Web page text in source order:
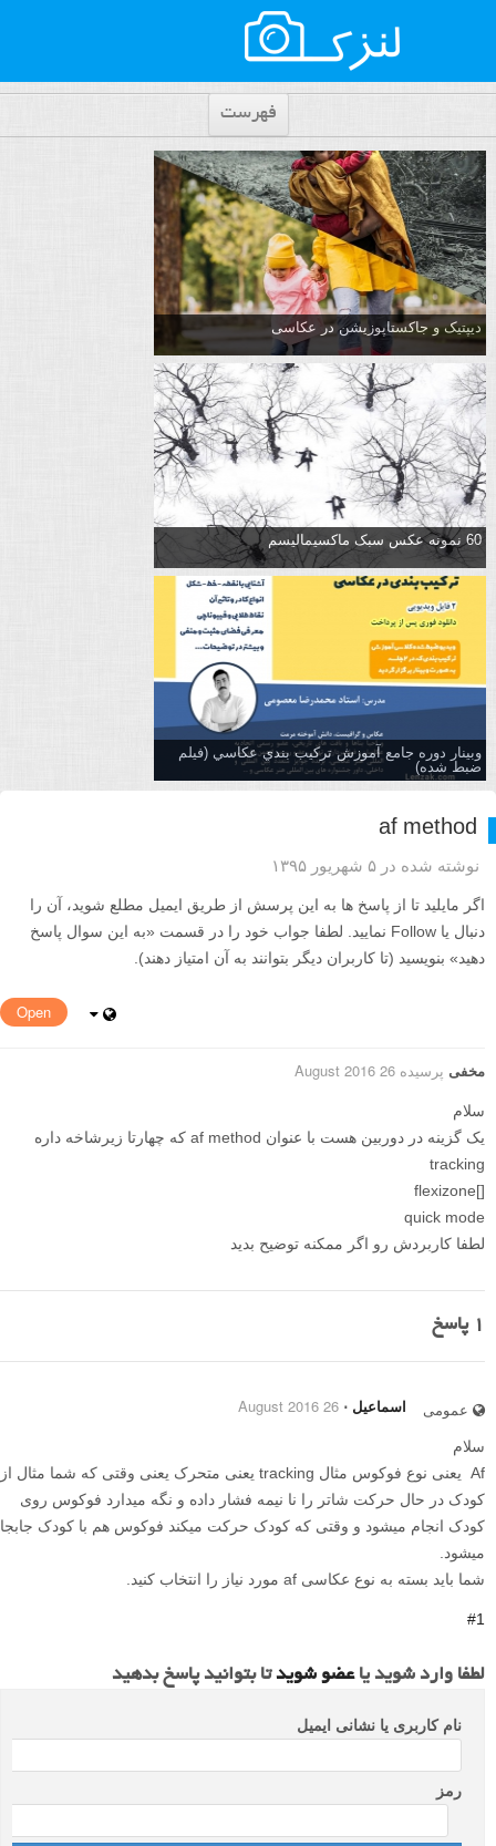
فهرست
دیپتیک و جاکستا‌پوزیشن در عکاسی
60 نمونه عکس سبک ماکسیمالیسم
وبینار دوره جامع آموزش تركيب بندي عكاسي (فیلم
ضبط شده)
af method
نوشته شده در ۵ شهریور ۱۳۹۵
اگر مایلید تا از پاسخ ها به این پرسش از طریق ایمیل مطلع شوید، آن را
دنبال یا Follow نمایید. لطفا جواب خود را در قسمت «به این سوال پاسخ
دهید» بنویسید (تا کاربران دیگر بتوانند به آن امتیاز دهند).
Open
مخفی پرسیده 26 August 2016
سلام
یک گزینه در دوربین هست با عنوان af method که چهارتا زیرشاخه داره
tracking
[]flexizone
quick mode
لطفا کاربردش رو اگر ممکنه توضیح بدید
1 پاسخ
عمومی اسماعیل ⋅
26 August 2016
سلام
Af یعنی نوع فوکوس مثال tracking یعنی متحرک یعنی وقتی که شما مثال از
کودک در حال حرکت شاتر را نا نیمه فشار داده و نگه میدارد فوکوس روی
کودک انجام میشود و وقتی که کودک حرکت میکند فوکوس هم با کودک جابجا
میشود.
شما باید بسته به نوع عکاسی af مورد نیاز را انتخاب کنید.
#1
لطفا وارد شوید یاعضو شویدتا بتوانید پاسخ بدهید
نام کاربری یا نشانی ایمیل
رمز